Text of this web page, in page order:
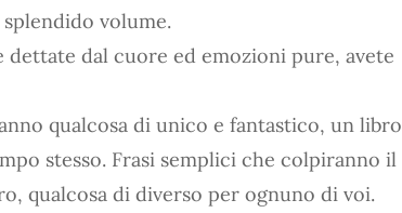
volume.
dal cuore ed emozioni pure, avete
qualcosa di unico e fantastico, un libro
stesso. Frasi semplici che colpiranno il
qualcosa di diverso per ognuno di voi.